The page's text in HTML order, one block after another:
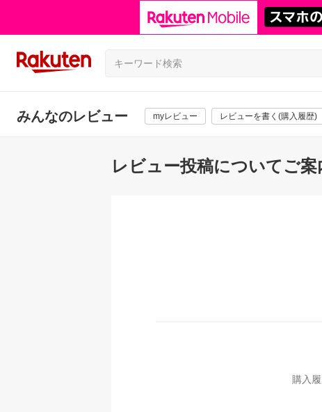
みんなのレビュー myレビュー レビューを書く(購入履歴)
レビュー投稿についてご案
購入